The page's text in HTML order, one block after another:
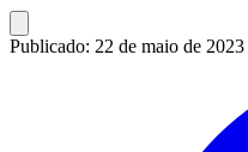
Publicado: 22 de maio de 2023